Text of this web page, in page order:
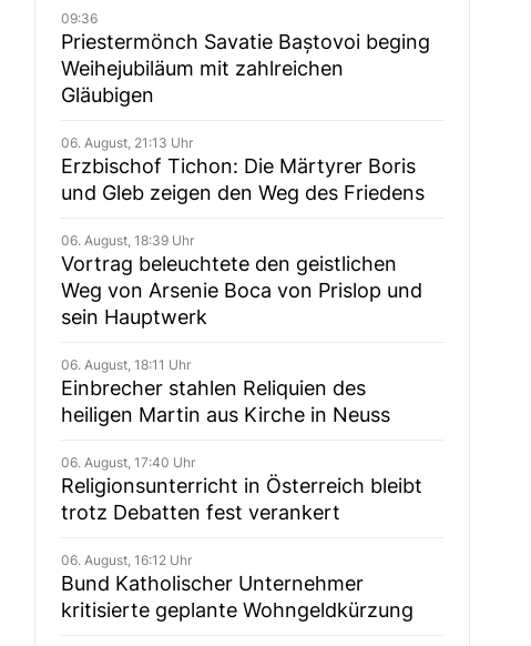
09:36
Priestermönch Savatie Baștovoi beging
Weihejubiläum mit zahlreichen
Gläubigen
06. August, 21:13 Uhr
Erzbischof Tichon: Die Märtyrer Boris
und Gleb zeigen den Weg des Friedens
06. August, 18:39 Uhr
Vortrag beleuchtete den geistlichen
Weg von Arsenie Boca von Prislop und
sein Hauptwerk
06. August, 18:11 Uhr
Einbrecher stahlen Reliquien des
heiligen Martin aus Kirche in Neuss
06. August, 17:40 Uhr
Religionsunterricht in Österreich bleibt
trotz Debatten fest verankert
06. August, 16:12 Uhr
Bund Katholischer Unternehmer
kritisierte geplante Wohngeldkürzung